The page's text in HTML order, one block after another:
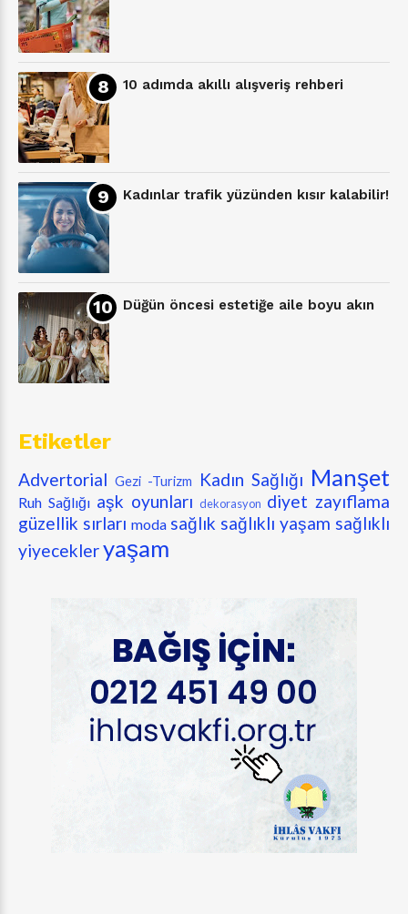
10 adımda akıllı alışveriş rehberi
Kadınlar trafik yüzünden kısır kalabilir!
Düğün öncesi estetiğe aile boyu akın
Etiketler
Advertorial Gezi -Turizm Kadın Sağlığı Manşet
Ruh Sağlığı aşk oyunları dekorasyon diyet zayıflama
güzellik sırları moda sağlık sağlıklı yaşam sağlıklı
yiyecekleryaşam